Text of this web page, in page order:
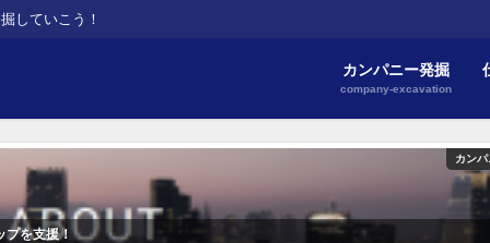
していこう！
カンパニー発掘
company-excavation
カン
プを支援！